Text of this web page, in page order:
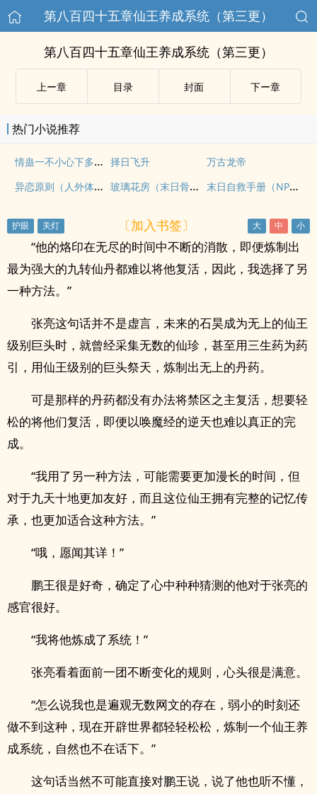
第八百四十五章仙王养成系统（第三更）
第八百四十五章仙王养成系统（第三更）
上ー章 目录 封面 下ー章
热门小说推荐
情蛊一不小心下多了（np） 择日飞升 万古龙帝
异恋原则（人外体型差） 玻璃花房（末日骨科 H） 末日自救手册（NPH）
〔加入书签〕
“他的烙印在无尽的时间中不断的消散，即便炼制出
最为强大的九转仙丹都难以将他复活，因此，我选择了另
一种方法。”
张亮这句话并不是虚言，未来的石昊成为无上的仙王
级别巨头时，就曾经采集无数的仙珍，甚至用三生药为药
引，用仙王级别的巨头祭天，炼制出无上的丹药。
可是那样的丹药都没有办法将禁区之主复活，想要轻
松的将他们复活，即便以唤魔经的逆天也难以真正的完
成。
“我用了另一种方法，可能需要更加漫长的时间，但
对于九天十地更加友好，而且这位仙王拥有完整的记忆传
承，也更加适合这种方法。”
“哦，愿闻其详！”
鹏王很是好奇，确定了心中种种猜测的他对于张亮的
感官很好。
“我将他炼成了系统！”
张亮看着面前一团不断变化的规则，心头很是满意。
“怎么说我也是遍观无数网文的存在，弱小的时刻还
做不到这种，现在开辟世界都轻轻松松，炼制一个仙王养
成系统，自然也不在话下。”
这句话当然不可能直接对鹏王说，说了他也听不懂，